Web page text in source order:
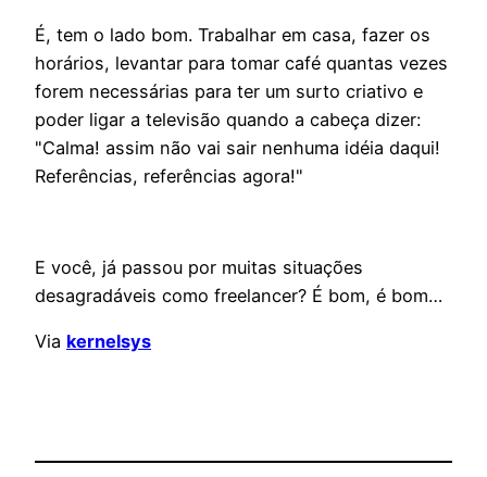
É, tem o lado bom. Trabalhar em casa, fazer os
horários, levantar para tomar café quantas vezes
forem necessárias para ter um surto criativo e
poder ligar a televisão quando a cabeça dizer:
"Calma! assim não vai sair nenhuma idéia daqui!
Referências, referências agora!"
E você, já passou por muitas situações
desagradáveis como freelancer? É bom, é bom…
Via kernelsys